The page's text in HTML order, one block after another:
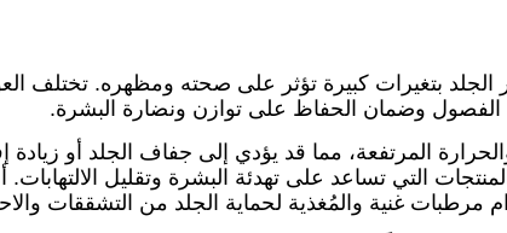
بتغيرات كبيرة تؤثر على صحته ومظهره. تختلف
الفصول وضمان الحفاظ على توازن ونضارة البشرة.
المرتفعة، مما قد يؤدي إلى جفاف الجلد أو زيادة
التي تساعد على تهدئة البشرة وتقليل الالتهابات.
مرطبات غنية والمُغذية لحماية الجلد من التشققات